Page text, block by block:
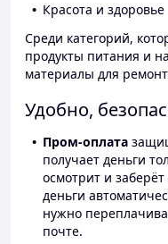
Красота и здоровье
Среди категорий,
продукты питания и
материалы для
Удобно,
Пром-оплата
получает деньги
осмотрит и
деньги
нужно
почте.